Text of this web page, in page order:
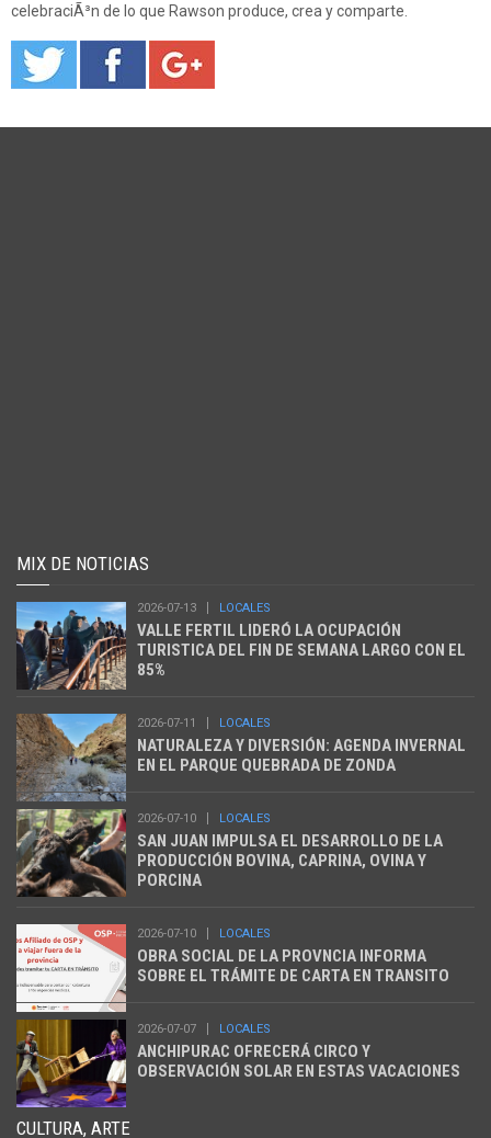
celebraciÃ³n de lo que Rawson produce, crea y comparte.
MIX DE NOTICIAS
2026-07-13 LOCALES
VALLE FERTIL LIDERÓ LA OCUPACIÓN
TURISTICA DEL FIN DE SEMANA LARGO CON EL
85%
2026-07-11 LOCALES
NATURALEZA Y DIVERSIÓN: AGENDA INVERNAL
EN EL PARQUE QUEBRADA DE ZONDA
2026-07-10 LOCALES
SAN JUAN IMPULSA EL DESARROLLO DE LA
PRODUCCIÓN BOVINA, CAPRINA, OVINA Y
PORCINA
2026-07-10 LOCALES
OBRA SOCIAL DE LA PROVNCIA INFORMA
SOBRE EL TRÁMITE DE CARTA EN TRANSITO
2026-07-07 LOCALES
ANCHIPURAC OFRECERÁ CIRCO Y
OBSERVACIÓN SOLAR EN ESTAS VACACIONES
CULTURA, ARTE